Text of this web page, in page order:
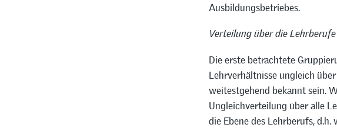
Ausbildungsbetriebes.
Verteilung über die Lehrberufe
Die erste betrachtete
Lehrverhältnisse ungleich
weitestgehend bekannt sein.
Ungleichverteilung über alle
die Ebene des Lehrberufs,